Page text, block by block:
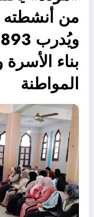
من أنشطته
بناء
المواطنة